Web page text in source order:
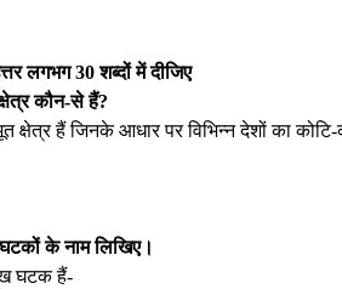
लगभग 30 शब्दों में दीजिए
कौन-से हैं?
क्षेत्र हैं जिनके आधार पर विभिन्न देशों का
के नाम लिखिए।
घटक हैं-